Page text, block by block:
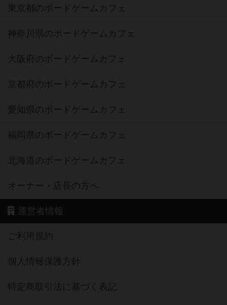
東京都のボードゲームカフェ
神奈川県のボードゲームカフェ
大阪府のボードゲームカフェ
京都府のボードゲームカフェ
愛知県のボードゲームカフェ
福岡県のボードゲームカフェ
北海道のボードゲームカフェ
オーナー・店長の方へ
運営者情報
ご利用規約
個人情報保護方針
特定商取引法に基づく表記